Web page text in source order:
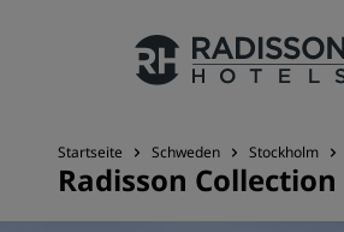
Unsere Marken
Startseite Schweden Stockholm
Radisson